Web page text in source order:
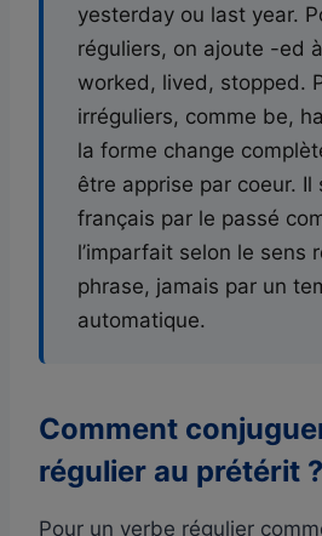
yesterday ou last year.
réguliers, on ajoute -ed
worked, lived, stopped.
irréguliers, comme be,
la forme change
être apprise par coeur. Il
français par le passé
l’imparfait selon le sens
phrase, jamais par un
automatique.
Comment
régulier au prétérit ?
Pour un verbe régulier